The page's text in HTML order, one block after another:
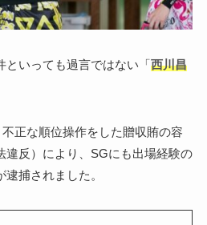
といっても過言ではない「西川昌
正な順位操作をした贈収賄の容
違反）により、SGにも出場経験の
捕されました。